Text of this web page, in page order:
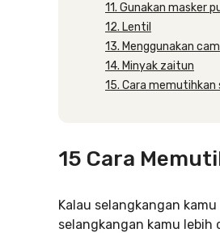
11. Gunakan masker
12. Lentil
13. Menggunakan
14. Minyak zaitun
15. Cara memutihkan
15 Cara
Kalau selangkangan
selangkangan kamu lebih